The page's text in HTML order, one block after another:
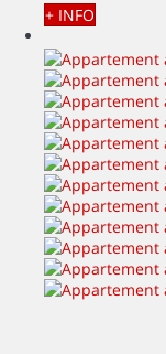
+ INFO